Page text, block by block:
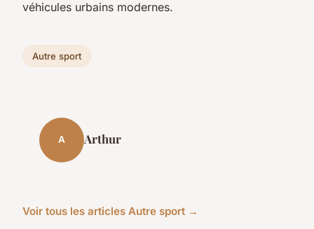
véhicules urbains modernes.
Autre sport
A Arthur
Voir tous les articles Autre sport →